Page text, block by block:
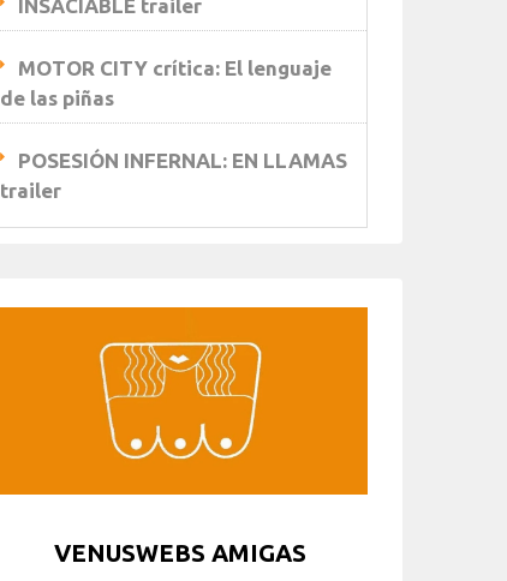
INSACIABLE trailer
MOTOR CITY crítica: El lenguaje
de las piñas
POSESIÓN INFERNAL: EN LLAMAS
trailer
VENUSWEBS AMIGAS